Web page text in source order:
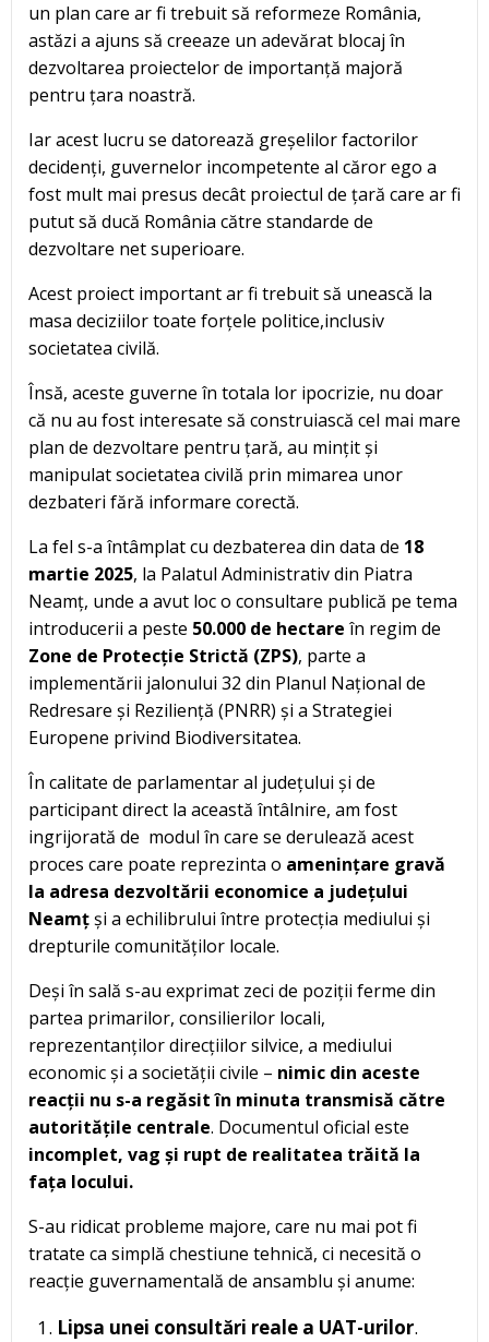
un plan care ar fi trebuit să reformeze România,
astăzi a ajuns să creeaze un adevărat blocaj în
dezvoltarea proiectelor de importanță majoră
pentru țara noastră.
Iar acest lucru se datorează greșelilor factorilor
decidenți, guvernelor incompetente al căror ego a
fost mult mai presus decât proiectul de țară care ar fi
putut să ducă România către standarde de
dezvoltare net superioare.
Acest proiect important ar fi trebuit să unească la
masa deciziilor toate forțele politice,inclusiv
societatea civilă.
Însă, aceste guverne în totala lor ipocrizie, nu doar
că nu au fost interesate să construiască cel mai mare
plan de dezvoltare pentru țară, au mințit și
manipulat societatea civilă prin mimarea unor
dezbateri fără informare corectă.
La fel s-a întâmplat cu dezbaterea din data de 18
martie 2025, la Palatul Administrativ din Piatra
Neamț, unde a avut loc o consultare publică pe tema
introducerii a peste 50.000 de hectare în regim de
Zone de Protecție Strictă (ZPS), parte a
implementării jalonului 32 din Planul Național de
Redresare și Reziliență (PNRR) și a Strategiei
Europene privind Biodiversitatea.
În calitate de parlamentar al județului și de
participant direct la această întâlnire, am fost
ingrijorată de modul în care se derulează acest
proces care poate reprezinta o amenințare gravă
la adresa dezvoltării economice a județului
Neamțși a echilibrului între protecția mediului și
drepturile comunităților locale.
Deși în sală s-au exprimat zeci de poziții ferme din
partea primarilor, consilierilor locali,
reprezentanților direcțiilor silvice, a mediului
economic și a societății civile – nimic din aceste
reacții nu s-a regăsit în minuta transmisă către
autoritățile centrale. Documentul oficial este
incomplet, vag și rupt de realitatea trăită la
fața locului.
S-au ridicat probleme majore, care nu mai pot fi
tratate ca simplă chestiune tehnică, ci necesită o
reacție guvernamentală de ansamblu și anume:
Lipsa unei consultări reale a UAT-urilor.